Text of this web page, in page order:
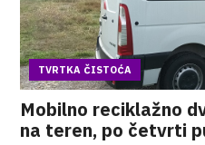
TVRTKA ČISTOĆA
Mobilno reciklažno
na teren, po četvrti